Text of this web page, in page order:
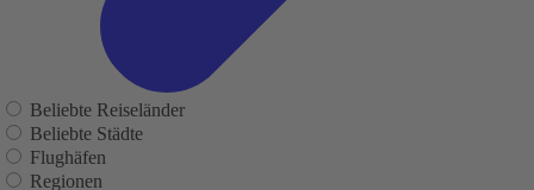
Beliebte Reiseländer
Beliebte Städte
Flughäfen
Regionen